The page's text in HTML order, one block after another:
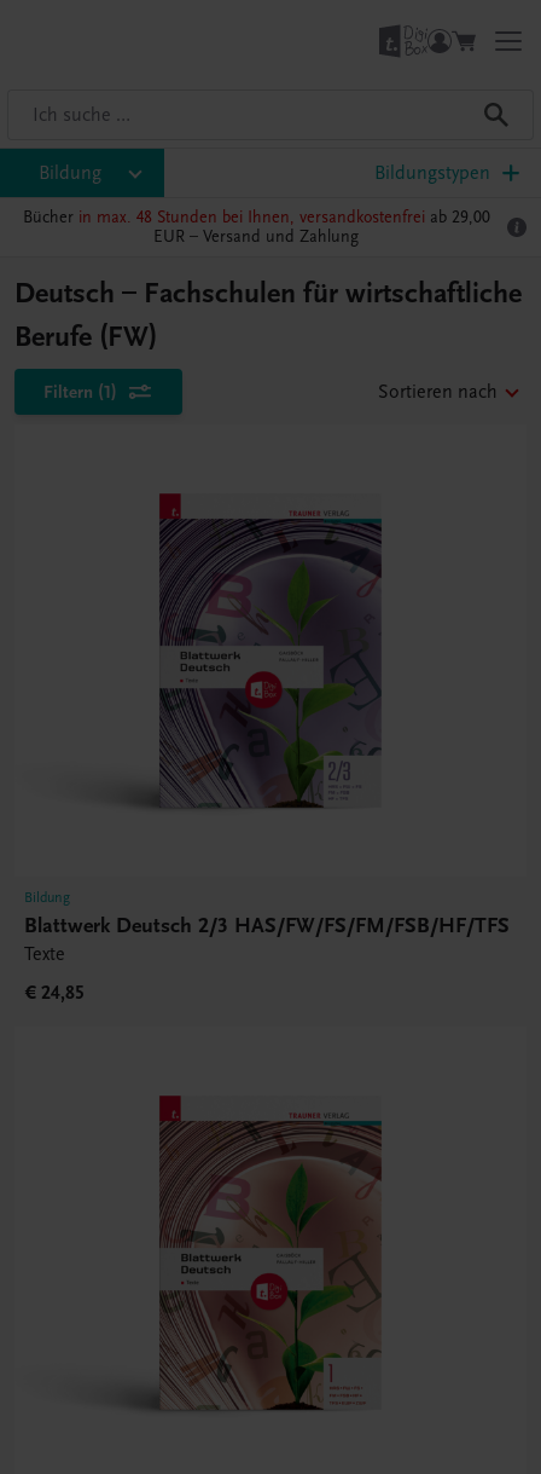
Bildung Bildungstypen
Bücher in max. 48 Stunden bei Ihnen, versandkostenfrei ab 29,00
EUR – Versand und Zahlung
Deutsch – Fachschulen für wirtschaftliche
Berufe (FW)
Filtern (1) Sortieren nach
Bildung
Blattwerk Deutsch 2/3 HAS/FW/FS/FM/FSB/HF/TFS
Texte
€ 24,85